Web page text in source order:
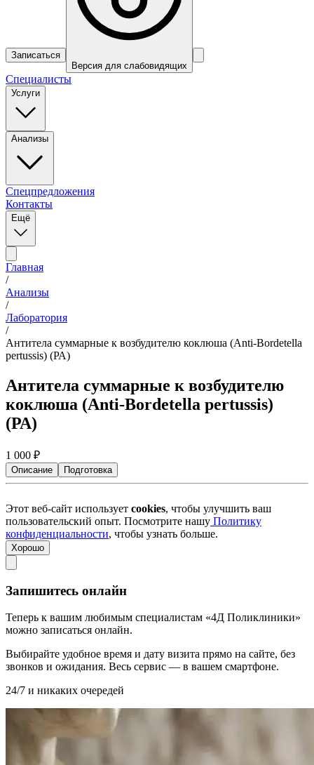
Записаться
Версия для слабовидящих
Специалисты
Услуги
Анализы
Спецпредложения
Контакты
Ещё
Главная
/
Анализы
/
Лаборатория
/
Антитела суммарные к возбудителю коклюша (Anti-Bordetella
pertussis) (РА)
Антитела суммарные к возбудителю
коклюша (Anti-Bordetella pertussis)
(РА)
1 000 ₽
Описание Подготовка
Этот веб-сайт использует cookies, чтобы улучшить ваш
пользовательский опыт. Посмотрите нашу Политику
конфиденциальности, чтобы узнать больше.
Хорошо
Запишитесь онлайн
Теперь к вашим любимым специалистам «4Д Поликлиники»
можно записаться онлайн.
Выбирайте удобное время и дату визита прямо на сайте, без
звонков и ожидания. Весь сервис — в вашем смартфоне.
24/7 и никаких очередей